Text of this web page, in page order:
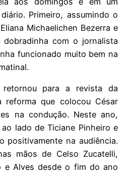
Primeiro, assumindo o
Michaelichen Bezerra e
com o jornalista
funcionado muito bem na
para a revista da
reforma que colocou César
na condução. Neste ano,
lado de Ticiane Pinheiro e
positivamente na audiência.
mãos de Celso Zucatelli,
e Alves desde o fim do ano